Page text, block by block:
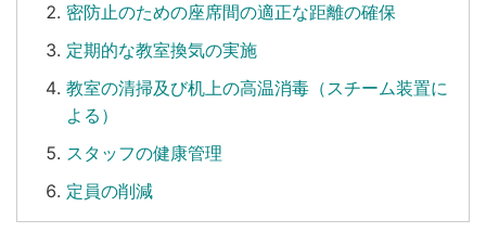
密防止のための座席間の適正な距離の確保
定期的な教室換気の実施
教室の清掃及び机上の高温消毒（スチーム装置に
よる）
スタッフの健康管理
定員の削減